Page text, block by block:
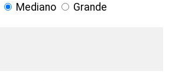
Mediano Grande